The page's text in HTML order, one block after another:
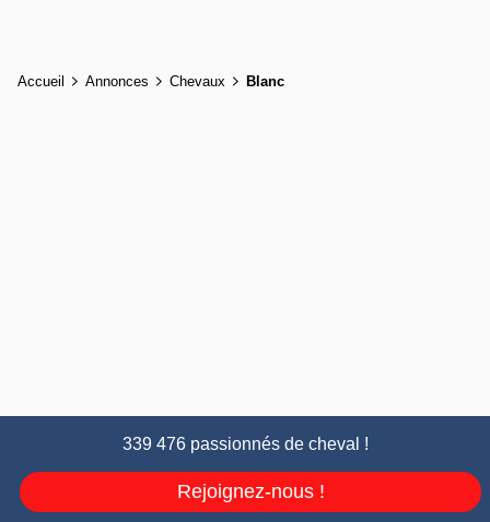
Accueil Annonces Chevaux Blanc
339 476 passionnés de cheval !
Rejoignez-nous !